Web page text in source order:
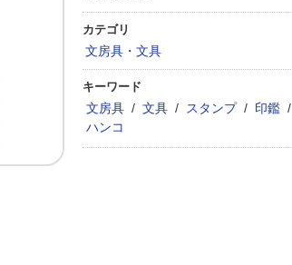
カテゴリ
文房具・文具
キーワード
文房具 / 文具 / スタンプ / 印鑑 /
ハンコ